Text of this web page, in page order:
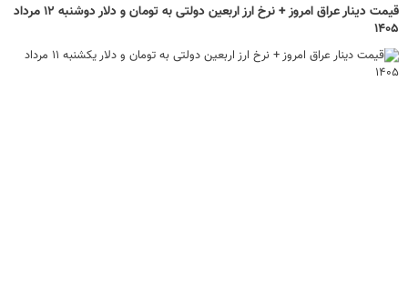
قیمت دینار عراق امروز + نرخ ارز اربعین دولتی به تومان و دلار دوشنبه ۱۲ مرداد
۱۴۰۵